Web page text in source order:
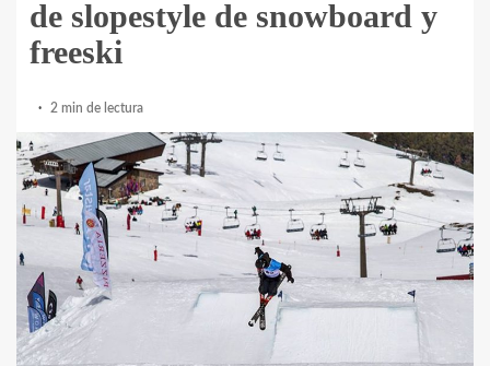
de slopestyle de snowboard y
freeski
2 min de lectura